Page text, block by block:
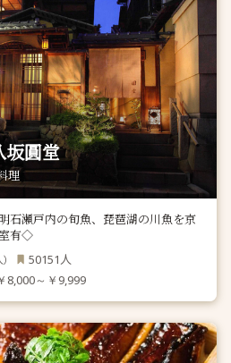
坂圓堂
理
石瀬戸内の旬魚、琵琶湖の川魚を京
有◇
50151 人
8,000～￥9,999